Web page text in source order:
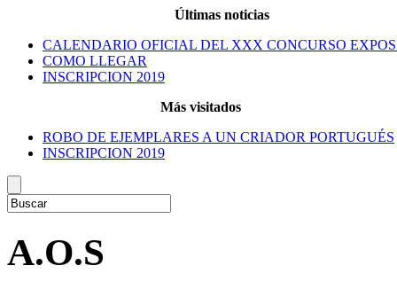
Últimas noticias
CALENDARIO OFICIAL DEL XXX CONCURSO
COMO LLEGAR
INSCRIPCION 2019
Más visitados
ROBO DE EJEMPLARES A UN CRIADOR PORTUGUÉS
INSCRIPCION 2019
A.O.S